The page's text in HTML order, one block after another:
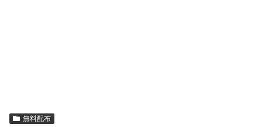
無料配布